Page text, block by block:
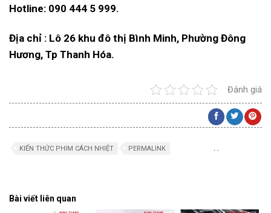
Hotline: 090 444 5 999.
Địa chỉ : Lô 26 khu đô thị Bình Minh, Phường Đông
Hương, Tp Thanh Hóa.
Đánh giá
KIẾN THỨC PHIM CÁCH NHIỆT PERMALINK
Bài viết liên quan